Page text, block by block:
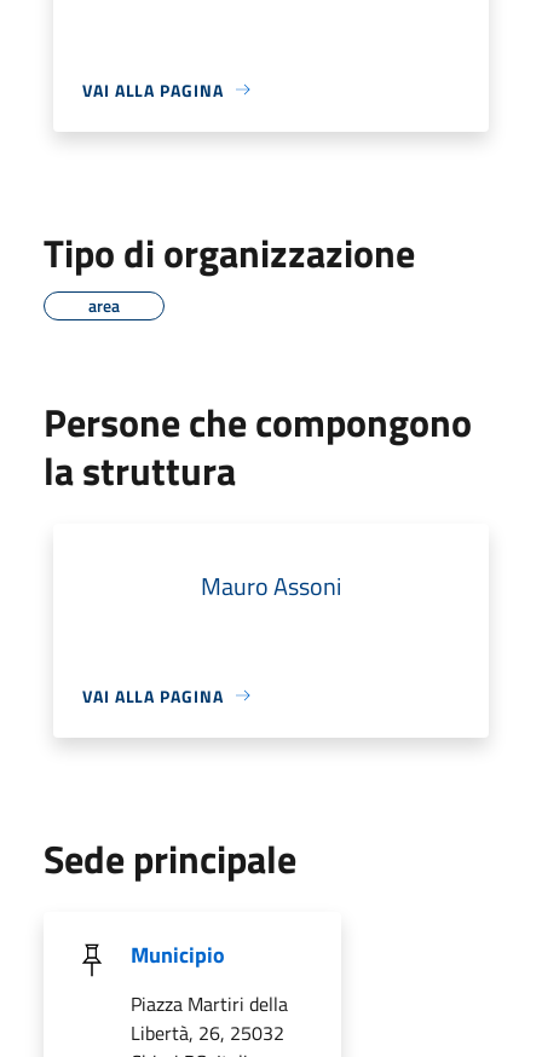
VAI ALLA PAGINA
Tipo di organizzazione
area
Persone che compongono
la struttura
Mauro Assoni
VAI ALLA PAGINA
Sede principale
Municipio
Piazza Martiri della
Libertà, 26, 25032